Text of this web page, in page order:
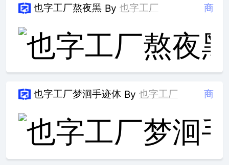
也字工厂熬夜黑 By 也字工厂 商
也字工厂梦洄手迹体 By 也字工厂 商